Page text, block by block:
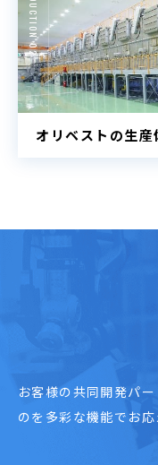
PRODUCTION 02
オリベストの生産
お客様の共同開発パー
のを多彩な機能でお応